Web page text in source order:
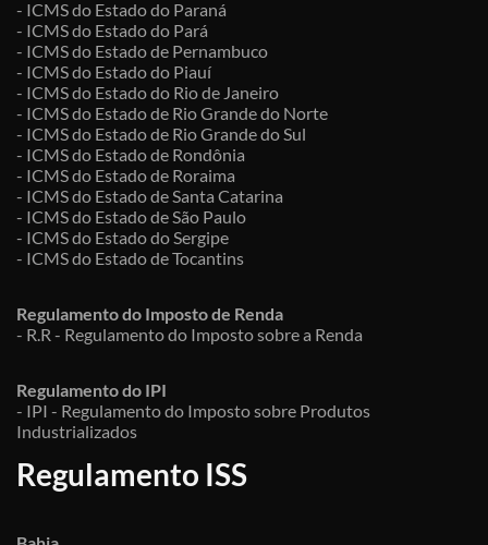
- ICMS do Estado do Paraná
- ICMS do Estado do Pará
- ICMS do Estado de Pernambuco
- ICMS do Estado do Piauí
- ICMS do Estado do Rio de Janeiro
- ICMS do Estado de Rio Grande do Norte
- ICMS do Estado de Rio Grande do Sul
- ICMS do Estado de Rondônia
- ICMS do Estado de Roraima
- ICMS do Estado de Santa Catarina
- ICMS do Estado de São Paulo
- ICMS do Estado do Sergipe
- ICMS do Estado de Tocantins
Regulamento do Imposto de Renda
- R.R - Regulamento do Imposto sobre a Renda
Regulamento do IPI
- IPI - Regulamento do Imposto sobre Produtos
Industrializados
Regulamento ISS